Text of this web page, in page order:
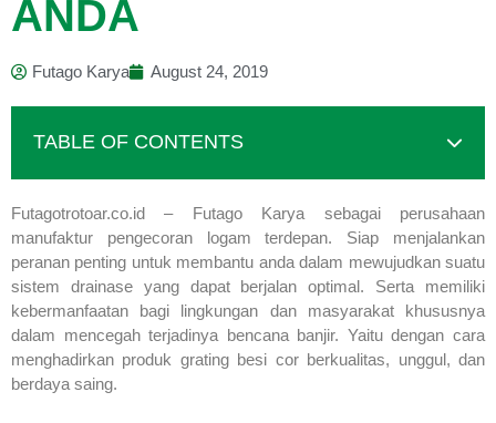
ANDA
Futago Karya August 24, 2019
TABLE OF CONTENTS
Futagotrotoar.co.id – Futago Karya sebagai perusahaan
manufaktur pengecoran logam terdepan. Siap menjalankan
peranan penting untuk membantu anda dalam mewujudkan suatu
sistem drainase yang dapat berjalan optimal. Serta memiliki
kebermanfaatan bagi lingkungan dan masyarakat khususnya
dalam mencegah terjadinya bencana banjir. Yaitu dengan cara
menghadirkan produk grating besi cor berkualitas, unggul, dan
berdaya saing.